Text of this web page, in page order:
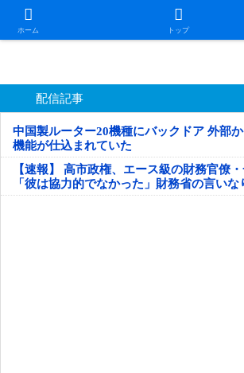
ホーム トップ
日本第一！ニュース録
配信記事
中国製ルーター20機種にバックドア 外部
機能が仕込まれていた
【速報】 高市政権、エース級の財務官僚
「彼は協力的でなかった」財務省の言い
判明